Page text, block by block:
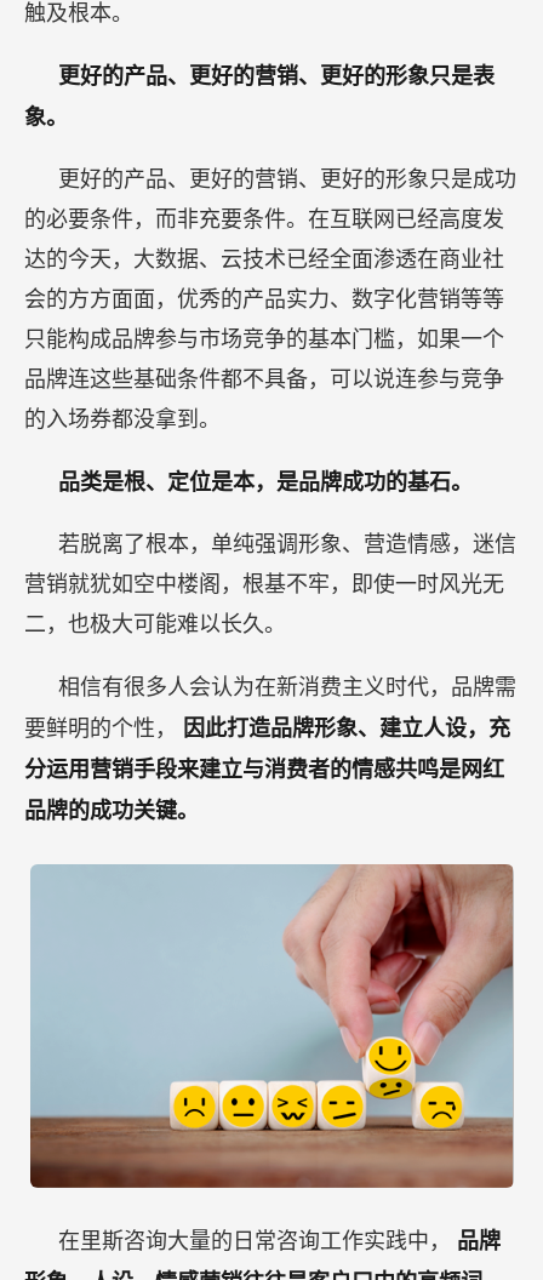
触及根本。
更好的产品、更好的营销、更好的形象只是表
象。
更好的产品、更好的营销、更好的形象只是成功
的必要条件，而非充要条件。在互联网已经高度发
达的今天，大数据、云技术已经全面渗透在商业社
会的方方面面，优秀的产品实力、数字化营销等等
只能构成品牌参与市场竞争的基本门槛，如果一个
品牌连这些基础条件都不具备，可以说连参与竞争
的入场券都没拿到。
品类是根、定位是本，是品牌成功的基石。
若脱离了根本，单纯强调形象、营造情感，迷信
营销就犹如空中楼阁，根基不牢，即使一时风光无
二，也极大可能难以长久。
相信有很多人会认为在新消费主义时代，品牌需
要鲜明的个性，
因此打造品牌形象、建立人设，充
分运用营销手段来建立与消费者的情感共鸣是网红
品牌的成功关键。
在里斯咨询大量的日常咨询工作实践中， 品牌